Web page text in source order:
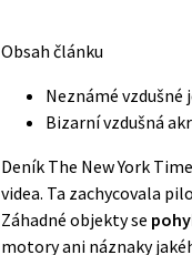
Obsah článku
Neznámé vzdušné
Bizarní vzdušná
Deník The New York
videa. Ta zachycovala
Záhadné objekty se
motory ani náznaky